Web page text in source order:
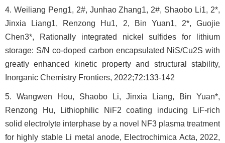
4. Weiliang Peng1, 2#, Junhao Zhang1, 2#, Shaobo Li1, 2*,
Jinxia Liang1, Renzong Hu1, 2, Bin Yuan1, 2*, Guojie
Chen3*, Rationally integrated nickel sulfides for lithium
storage: S/N co-doped carbon encapsulated NiS/Cu2S with
greatly enhanced kinetic property and structural stability,
Inorganic Chemistry Frontiers, 2022;72:133-142
5. Wangwen Hou, Shaobo Li, Jinxia Liang, Bin Yuan*,
Renzong Hu, Lithiophilic NiF2 coating inducing LiF-rich
solid electrolyte interphase by a novel NF3 plasma treatment
for highly stable Li metal anode, Electrochimica Acta, 2022,